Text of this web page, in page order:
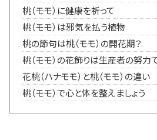
桃（モモ）に健康を祈って
桃（モモ）は邪気を払う植物
桃の節句は桃（モモ）の開花期？
桃（モモ）の花飾りは生産者の努力
花桃（ハナモモ）と桃（モモ）の違い
桃（モモ）で心と体を整えましょう